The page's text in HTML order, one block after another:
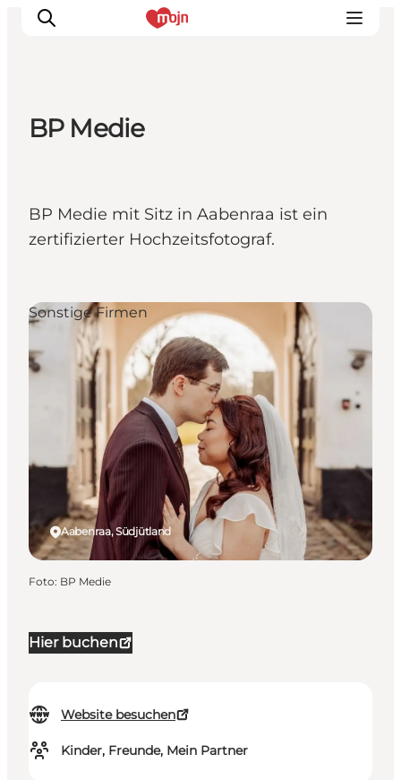
Events
Übernachtung
BP Medie
BP Medie mit Sitz in Aabenraa ist ein
zertifizierter Hochzeitsfotograf.
Hier buchen
Website besuchen
Kinder, Freunde, Mein Partner
Aabenraa, Südjütland
Sonstige Firmen
Foto: BP Medie